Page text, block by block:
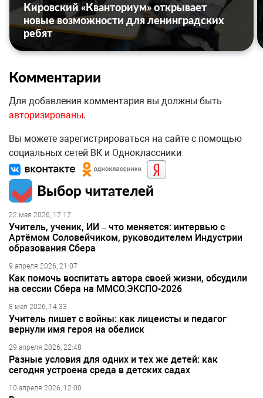
Кировский «Кванториум» открывает
новые возможности для ленинградских
ребят
Комментарии
Для добавления комментария вы должны быть
авторизированы.
Вы можете зарегистрироваться на сайте с помощью
социальных сетей ВК и Одноклассники
Выбор читателей
22 мая 2026, 17:17
Учитель, ученик, ИИ – что меняется: интервью с
Артёмом Соловейчиком, руководителем Индустрии
образования Сбера
9 апреля 2026, 21:07
Как помочь воспитать автора своей жизни, обсудили
на сессии Сбера на ММСО.ЭКСПО-2026
8 мая 2026, 14:33
Учитель пишет с войны: как лицеисты и педагог
вернули имя героя на обелиск
29 апреля 2026, 22:48
Разные условия для одних и тех же детей: как
сегодня устроена среда в детских садах
10 апреля 2026, 12:00